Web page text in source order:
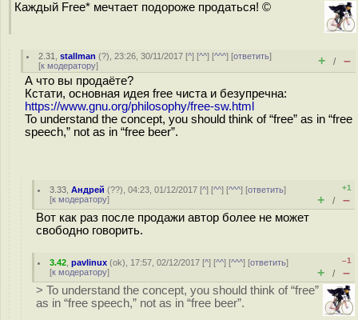
Каждый Free* мечтает подороже продаться! ©
2.31 ,stallman (?), 23:26, 30/11/2017 [^] [^^] [^^^] [ответить]
[к модератору] + / –
А что вы продаёте?
Кстати, основная идея free чиста и безупречна:
https://www.gnu.org/philosophy/free-sw.html
To understand the concept, you should think of “free” as in “free
speech,” not as in “free beer”.
3.33 ,Андрей (??), 04:23, 01/12/2017 [^] [^^] [^^^] [ответить]
[к модератору]
+1
+ / –
Вот как раз после продажи автор более не может
свободно говорить.
3.42 ,pavlinux (ok), 17:57, 02/12/2017 [^] [^^] [^^^] [ответить]
[к модератору]
–1
+ / –
> To understand the concept, you should think of “free”
as in “free speech,” not as in “free beer”.